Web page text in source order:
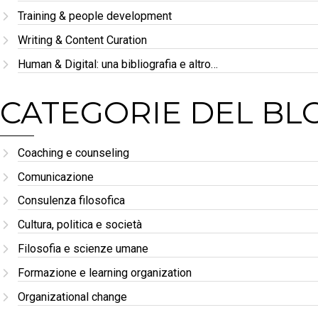
Training & people development
Writing & Content Curation
Human & Digital: una bibliografia e altro…
CATEGORIE DEL
Coaching e counseling
Comunicazione
Consulenza filosofica
Cultura, politica e società
Filosofia e scienze umane
Formazione e learning organization
Organizational change